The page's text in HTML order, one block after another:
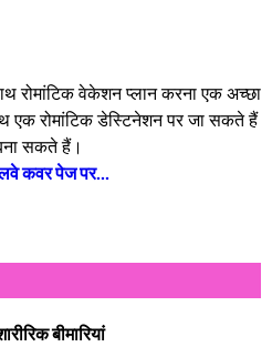
रोमांटिक वेकेशन प्लान करना एक अच्छा
एक रोमांटिक डेस्टिनेशन पर जा सकते हैं
सकते हैं।
कवर पेज पर...
बीमारियां